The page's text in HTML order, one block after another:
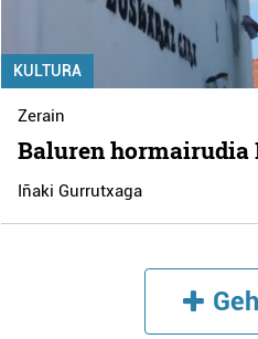
KULTURA
Zerain
Baluren
Iñaki Gurrutxaga